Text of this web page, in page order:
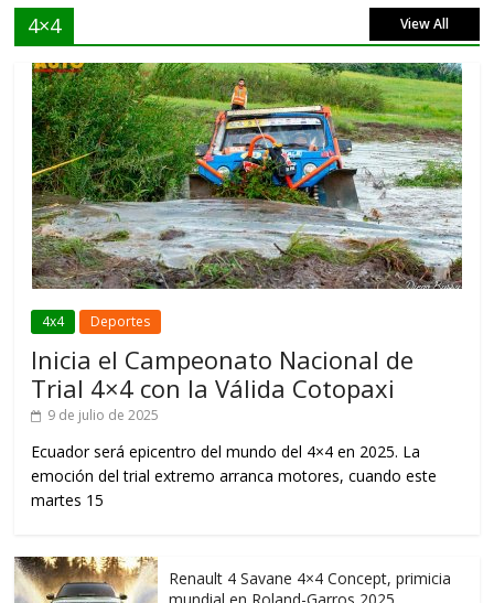
4×4 View All
4x4 Deportes
Inicia el Campeonato Nacional de
Trial 4×4 con la Válida Cotopaxi
9 de julio de 2025
Ecuador será epicentro del mundo del 4×4 en 2025. La
emoción del trial extremo arranca motores, cuando este
martes 15
Renault 4 Savane 4×4 Concept, primicia